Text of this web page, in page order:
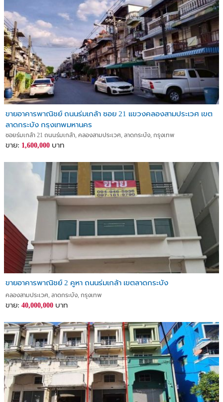
เติบโตต่อได้ในอนาคต
สนใจสอบถามเพิ่มเติมหรือนัดดูจริงได้เลย กู้ได้ 90-100% บริการยื่นสิน
เชื่อฟรี
The Exclusive Property Development รับฝากขายอสังหาริมทรัพย์ทุก
ประเภท
** ไม่มีค่าใช้จ่าย จนกว่าจะขายได้**
เบอร์โทร. 064-979-5966
Line Id : @thexproperty
ขายอาคารพาณิชย์ ถนนร่มเกล้า ซอย 21 แขวงคลองสามประเวศ เขต
ลาดกระบัง กรุงเทพมหานคร
ซอยร่มเกล้า 21 ถนนร่มเกล้า, คลองสามประเวศ, ลาดกระบัง, กรุงเทพ
ขาย: 1,600,000 บาท
ขายอาคารพาณิชย์ 2 คูหา ถนนร่มเกล้า เขตลาดกระบัง
คลองสามประเวศ, ลาดกระบัง, กรุงเทพ
ขาย: 40,000,000 บาท